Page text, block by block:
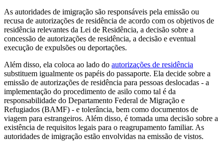
As autoridades de imigração são responsáveis pela emissão ou
recusa de autorizações de residência de acordo com os objetivos de
residência relevantes da Lei de Residência, a decisão sobre a
concessão de autorizações de residência, a decisão e eventual
execução de expulsões ou deportações.
Além disso, ela coloca ao lado do autorizações de residência
substituem igualmente os papéis do passaporte. Ela decide sobre a
emissão de autorizações de residência para pessoas deslocadas - a
implementação do procedimento de asilo como tal é da
responsabilidade do Departamento Federal de Migração e
Refugiados (BAMF) - e tolerância, bem como documentos de
viagem para estrangeiros. Além disso, é tomada uma decisão sobre a
existência de requisitos legais para o reagrupamento familiar. As
autoridades de imigração estão envolvidas na emissão de vistos.